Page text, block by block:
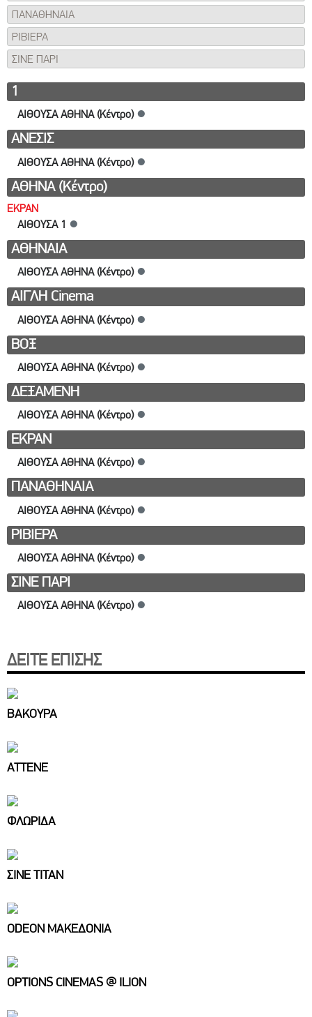
ΠΑΝΑΘΗΝΑΙΑ
ΡΙΒΙΕΡΑ
ΣΙΝΕ ΠΑΡΙ
1
ΑΙΘΟΥΣΑ ΑΘΗΝΑ (Κέντρο) ●
AΝΕΣΙΣ
ΑΙΘΟΥΣΑ ΑΘΗΝΑ (Κέντρο) ●
ΑΘΗΝΑ (Κέντρο)
ΕΚΡΑΝ
ΑΙΘΟΥΣΑ 1 ●
ΑΘΗΝΑΙΑ
ΑΙΘΟΥΣΑ ΑΘΗΝΑ (Κέντρο) ●
ΑΙΓΛΗ Cinema
ΑΙΘΟΥΣΑ ΑΘΗΝΑ (Κέντρο) ●
ΒΟΞ
ΑΙΘΟΥΣΑ ΑΘΗΝΑ (Κέντρο) ●
ΔΕΞΑΜΕΝΗ
ΑΙΘΟΥΣΑ ΑΘΗΝΑ (Κέντρο) ●
ΕΚΡΑΝ
ΑΙΘΟΥΣΑ ΑΘΗΝΑ (Κέντρο) ●
ΠΑΝΑΘΗΝΑΙΑ
ΑΙΘΟΥΣΑ ΑΘΗΝΑ (Κέντρο) ●
ΡΙΒΙΕΡΑ
ΑΙΘΟΥΣΑ ΑΘΗΝΑ (Κέντρο) ●
ΣΙΝΕ ΠΑΡΙ
ΑΙΘΟΥΣΑ ΑΘΗΝΑ (Κέντρο) ●
ΔΕΙΤΕ ΕΠΙΣΗΣ
ΒΑΚΟΥΡΑ
ΑΤΤΕΝΕ
ΦΛΩΡΙΔΑ
ΣΙΝΕ ΤΙΤΑΝ
ODEON ΜΑΚΕΔΟΝΙΑ
OPTIONS CINEMAS @ ILION